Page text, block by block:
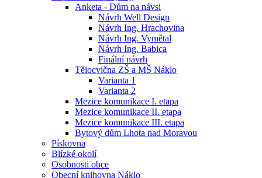
Anketa - Dům na návsi
Návrh Well Design
Návrh Ing. Hrachovina
Návrh Ing. Vymětal
Návrh Ing. Babica
Finální návrh
Tělocvična ZŠ a MŠ Náklo
Varianta 1
Varianta 2
Mezice komunikace I. etapa
Mezice komunikace II. etapa
Mezice komunikace III. etapa
Bytový dům Lhota nad Moravou
Pískovna
Blízké okolí
Osobnosti obce
Obecní knihovna Náklo